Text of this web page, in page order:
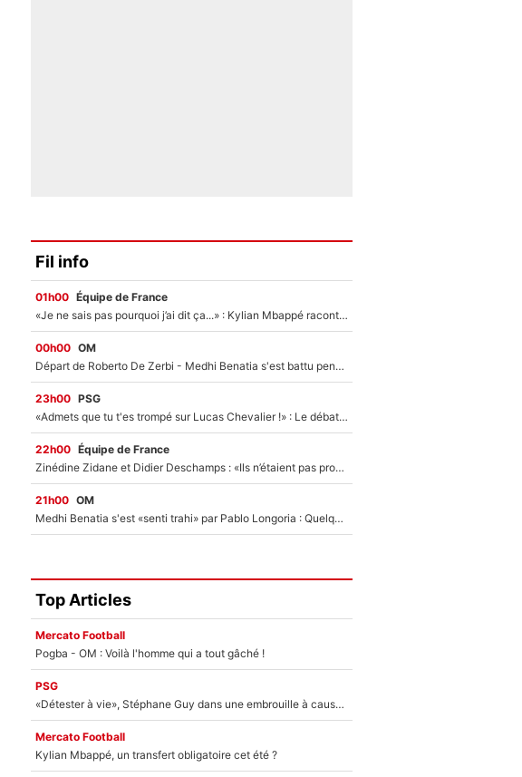
Fil info
01h00 Équipe de France
«Je ne sais pas pourquoi j’ai dit ça...» : Kylian Mbappé raconte sa première rencontre avec Zinédine Zidane (et c’est très drôle)
00h00 OM
Départ de Roberto De Zerbi - Medhi Benatia s'est battu pendant six mois pour le retenir à l'OM, le PSG a été le naufrage de trop : «Je pars avec toi»
23h00 PSG
«Admets que tu t'es trompé sur Lucas Chevalier !» : Le débat sur le gardien du PSG vire au clash à l'After Foot
22h00 Équipe de France
Zinédine Zidane et Didier Deschamps : «Ils n’étaient pas proches», les confidences d’un membre de l’équipe de France 1998 sur leur relation spéciale
21h00 OM
Medhi Benatia s'est «senti trahi» par Pablo Longoria : Quelques semaines après son départ, l'ancien directeur de football de l'OM règle ses comptes
Top Articles
Mercato Football
Pogba - OM : Voilà l'homme qui a tout gâché !
PSG
«Détester à vie», Stéphane Guy dans une embrouille à cause du PSG !
Mercato Football
Kylian Mbappé, un transfert obligatoire cet été ?